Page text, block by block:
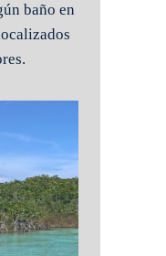
baño en